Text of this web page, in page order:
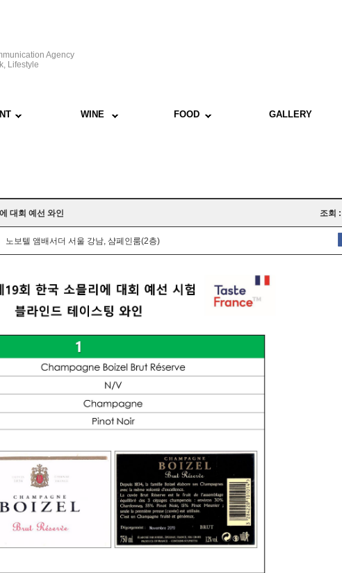
Agency
Lifestyle
WINE FOOD GALLERY
대회 예선 와인 조회 :
노보텔 앰배서더 서울 강남, 샴페인룸(2층)